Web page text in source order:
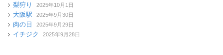
梨狩り 2025年10月1日
大阪駅 2025年9月30日
肉の日 2025年9月29日
イチジク 2025年9月28日